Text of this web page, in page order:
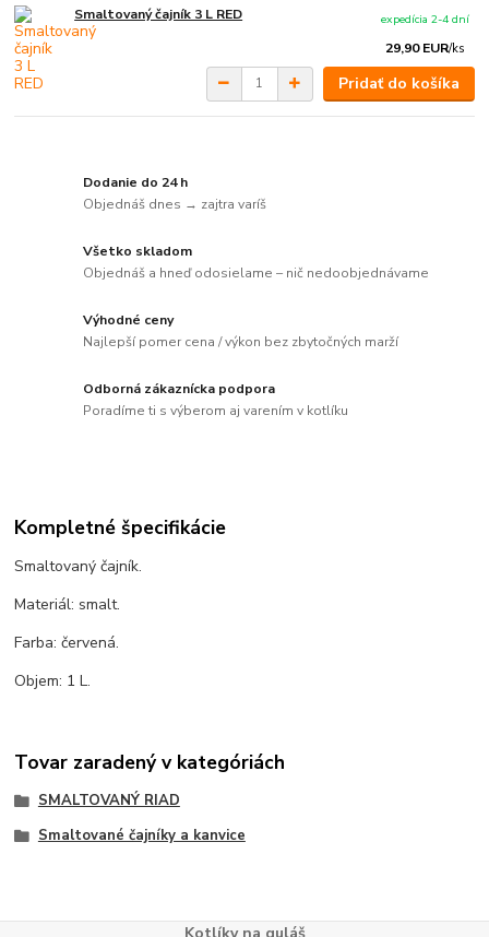
Smaltovaný čajník 3 L RED
29,90 EUR/ks
expedícia 2-4 dní
Pridať do košíka
Dodanie do 24 h
Objednáš dnes → zajtra varíš
Všetko skladom
Objednáš a hneď odosielame – nič nedoobjednávame
Výhodné ceny
Najlepší pomer cena / výkon bez zbytočných marží
Odborná zákaznícka podpora
Poradíme ti s výberom aj varením v kotlíku
Kompletné špecifikácie
Smaltovaný čajník.
Materiál: smalt.
Farba: červená.
Objem: 1 L.
Tovar zaradený v kategóriách
SMALTOVANÝ RIAD
Smaltované čajníky a kanvice